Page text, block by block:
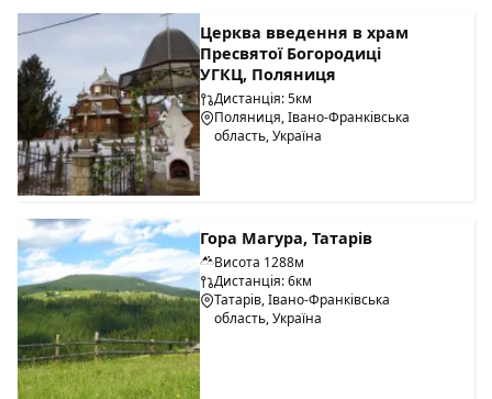
Церква введення в храм
Пресвятої Богородиці
УГКЦ, Поляниця
Дистанція: 5км
Поляниця, Івано-Франківська
область, Україна
Гора Магура, Татарів
Висота 1288м
Дистанція: 6км
Татарів, Івано-Франківська
область, Україна